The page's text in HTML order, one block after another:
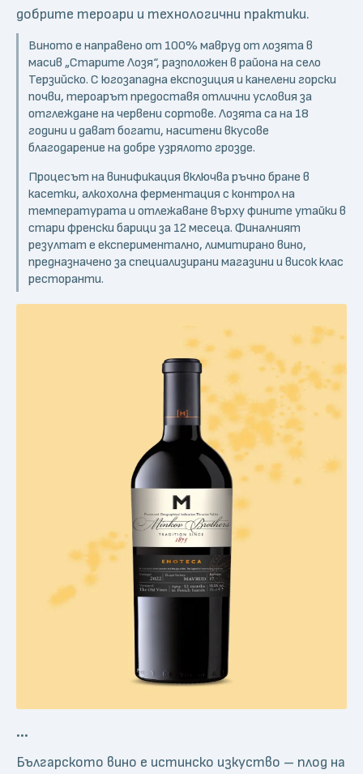
добрите тероари и технологични практики.
Виното е направено от 100% мавруд от лозята в
масив „Старите Лозя“, разположен в района на село
Терзийско. С югозападна експозиция и канелени горски
почви, тероарът предоставя отлични условия за
отглеждане на червени сортове. Лозята са на 18
години и дават богати, наситени вкусове
благодарение на добре узрялото грозде.
Процесът на винификация включва ръчно бране в
касетки, алкохолна ферментация с контрол на
температурата и отлежаване върху фините утайки в
стари френски барици за 12 месеца. Финалният
резултат е експериментално, лимитирано вино,
предназначено за специализирани магазини и висок клас
ресторанти.
...
Българското вино е истинско изкуство – плод на